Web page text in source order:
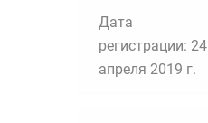
Дата
регистрации: 24
апреля 2019 г.